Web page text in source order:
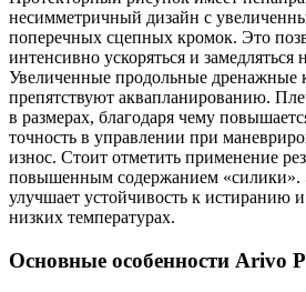
несимметричный дизайн с
поперечных сцепных кромок. Это
интенсивно ускоряться и замедляться
Увеличенные продольные дренажные
препятствуют аквапланированию.
в размерах, благодаря чему
точность в управлении при
износ. Стоит отметить применение
повышенным содержанием «силики».
улучшает устойчивость к истиранию
низких температурах.
Основные особенности Arivo